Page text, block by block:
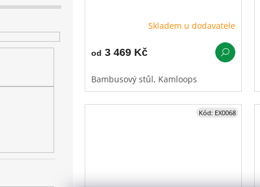
Skladem u dodavatele
od 3 469 Kč
Bambusový stůl, Kamloops
Kód: EX0068